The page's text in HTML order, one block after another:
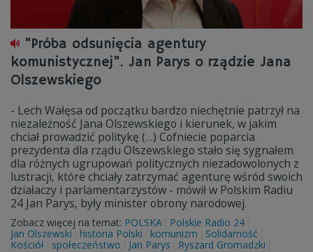
"Próba odsunięcia agentury
komunistycznej". Jan Parys o rządzie Jana
Olszewskiego
- Lech Wałęsa od początku bardzo niechętnie patrzył na
niezależność Jana Olszewskiego i kierunek, w jakim
chciał prowadzić politykę (…) Cofniecie poparcia
prezydenta dla rządu Olszewskiego stało się sygnałem
dla różnych ugrupowań politycznych niezadowolonych z
lustracji, które chciały zatrzymać agenturę wśród swoich
działaczy i parlamentarzystów - mówił w Polskim Radiu
24 Jan Parys, były minister obrony narodowej.
Zobacz więcej na temat: POLSKA
Polskie Radio 24
Jan Olszewski
historia Polski komunizm
Solidarność
Kościół
społeczeństwo Jan Parys Ryszard Gromadzki